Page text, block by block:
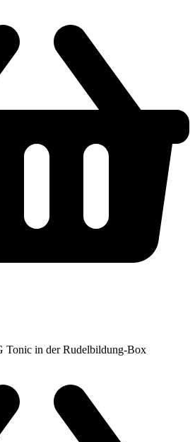
Tonic in der Rudelbildung-Box